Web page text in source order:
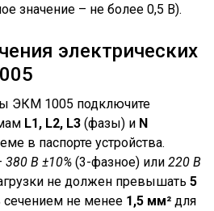
значение – не более 0,5 В).
электрических
ЭКМ 1005 подключите
L1, L2, L3 (фазы) и N
в паспорте устройства.
380 В ±10% (3-фазное) или220 В
не должен превышать5
сечением не менее 1,5 мм² для